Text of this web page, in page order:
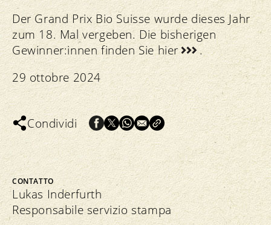
Der Grand Prix Bio Suisse wurde dieses Jahr
zum 18. Mal vergeben. Die bisherigen
Gewinner:innen finden Siehier
.
29 ottobre 2024
Condividi
CONTATTO
Lukas Inderfurth
Responsabile servizio stampa